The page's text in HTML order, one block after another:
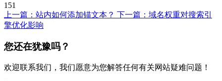
151
上一篇： 站内如何添加锚文本？ 下一篇： 域名权重对搜索引
擎优化影响
您还在犹豫吗？
欢迎联系我们，我们愿意为您解答任何有关网站疑难问题！